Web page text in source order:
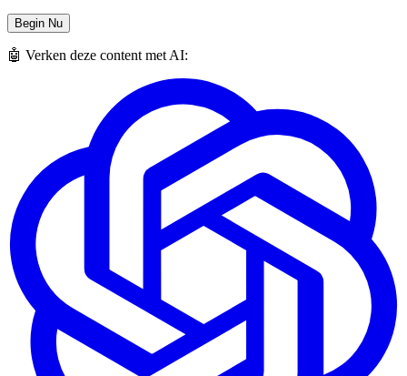
Begin Nu
🤖 Verken deze content met AI: